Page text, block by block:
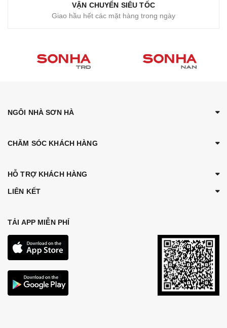
VẬN CHUYỂN SIÊU TỐC
Giao hầu hết các mặt hàng trong ngày
NGÔI NHÀ SƠN HÀ
CHĂM SÓC KHÁCH HÀNG
HỖ TRỢ KHÁCH HÀNG
LIÊN KẾT
TẢI APP MIỄN PHÍ